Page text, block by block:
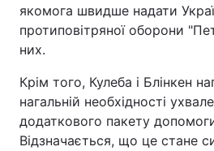
якомога швидше надати
протиповітряної оборони
них.
Крім того, Кулеба і Блінкен
нагальній необхідності
додаткового пакету
Відзначається, що це стане